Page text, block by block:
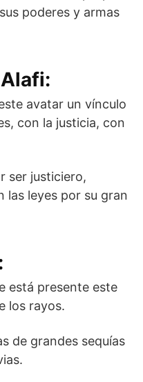
poderes y armas
avatar un vínculo
con la justicia, con
ser justiciero,
las leyes por su gran
está presente este
los rayos.
de grandes sequías